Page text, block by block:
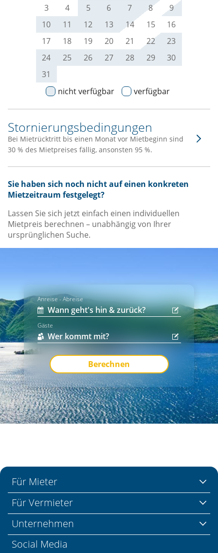
3
4 5 6 7 8
9
10
11 12 13 14 15
16
17
18 19 20 21 22
23
24
25 26 27 28 29
30
31
nicht verfügbar
verfügbar
Stornierungsbedingungen
Bei Mietrücktritt bis einen Monat vor Mietbeginn sind
30 % des Mietpreises fällig, ansonsten 95 %.
Sie haben sich noch nicht auf einen konkreten
Mietzeitraum festgelegt?
Lassen Sie sich jetzt einfach einen individuellen
Mietpreis berechnen – unabhängig von Ihrer
ursprünglichen Suche.
Anreise - Abreise
Gäste
Berechnen
Für Mieter
Für Vermieter
Unternehmen
Social Media